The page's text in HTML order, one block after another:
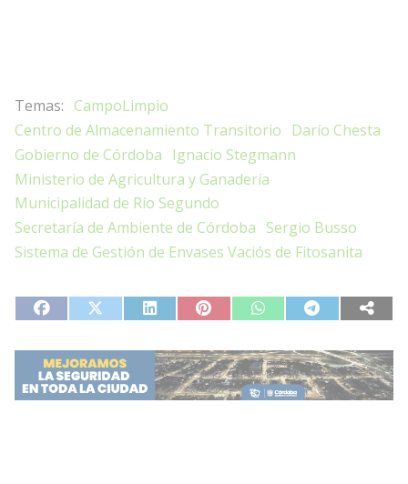
CampoLimpio
Centro de Almacenamiento Transitorio Darío Chesta
Gobierno de Córdoba Ignacio Stegmann
Ministerio de Agricultura y Ganadería
Municipalidad de Río Segundo
Secretaría de Ambiente de Córdoba Sergio Busso
Sistema de Gestión de Envases Vaciós de Fitosanita